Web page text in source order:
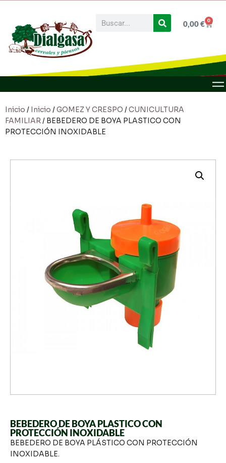
0,00€ 0
Inicio / Inicio /GOMEZ Y CRESPO /CUNICULTURA
FAMILIAR/ BEBEDERO DE BOYA PLASTICO CON
PROTECCIÓN INOXIDABLE
BEBEDERO DE BOYA PLASTICO CON
PROTECCIÓN INOXIDABLE
BEBEDERO DE BOYA PLÁSTICO CON PROTECCIÓN
INOXIDABLE.